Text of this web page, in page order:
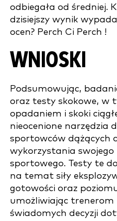
odbiegała od średniej.
dzisiejszy wynik
ocen? Perch Ci Perch !
WNIOSKI
Podsumowując,
oraz testy skokowe, w
opadaniem i skoki
nieocenione narzędzia
sportowców dążących
wykorzystania swojego
sportowego. Testy te
na temat siły
gotowości oraz
umożliwiając trenerom
świadomych decyzji